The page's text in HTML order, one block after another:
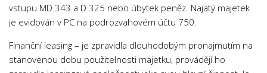
Pedagogika
Psychologie a Sociologie
vstupu MD 343 a D 325 nebo úbytek peněz. Najatý majetek
je evidován v PC na podrozvahovém účtu 750.
Finanční leasing – je zpravidla dlouhodobým pronajmutím na
stanovenou dobu použitelnosti majetku, provádějí ho